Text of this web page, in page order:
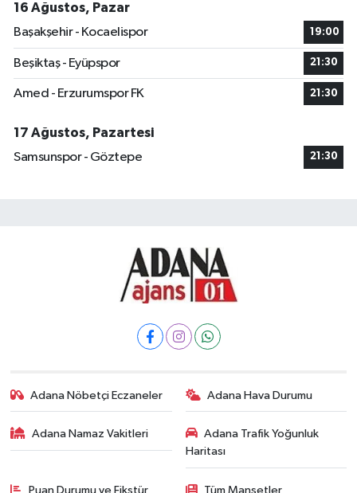
16 Ağustos, Pazar
Başakşehir - Kocaelispor
19:00
Beşiktaş - Eyüpspor 21:30
Amed - Erzurumspor FK 21:30
17 Ağustos, Pazartesi
Samsunspor - Göztepe
21:30
Adana Nöbetçi Eczaneler Adana Hava Durumu
Adana Namaz Vakitleri
Adana Trafik Yoğunluk
Haritası
Puan Durumu ve Fikstür Tüm Manşetler